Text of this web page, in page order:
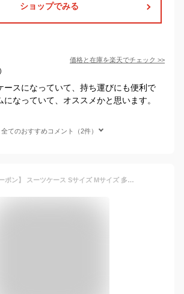
ショップでみる
価格と在庫を楽天でチェック >>
ースになっていて、持ち運びにも便利で
になっていて、オススメかと思います。
全てのおすすめコメント（2件）
【5%OFFクーポン】 スーツケース Sサイズ Mサイズ 多機能 かわいい おしゃれ キャリーケース 機内持ち込み 軽量 USB USBポート 2泊3日 多機能スーツケース 修学旅行 高校生 女性 レディース 軽い 光る ライト TSA スマホスタンド フック 33L 54L